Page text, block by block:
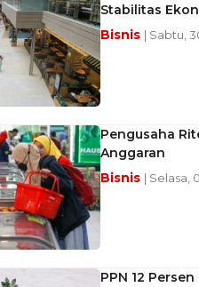
Stabilitas
Bisnis | Sabtu,
Pengusaha
Anggaran
Bisnis | Selasa,
PPN 12